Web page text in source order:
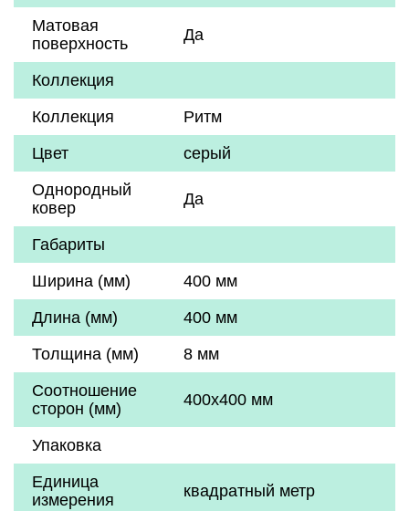
Матовая
поверхность
Да
Коллекция
Коллекция
Ритм
Цвет
серый
Однородный
ковер
Да
Габариты
Ширина (мм)
400 мм
Длина (мм)
400 мм
Толщина (мм)
8 мм
Соотношение
сторон (мм)
400x400 мм
Упаковка
Единица
измерения
квадратный метр